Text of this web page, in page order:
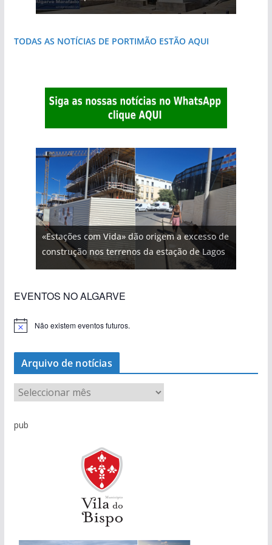
TODAS AS NOTÍCIAS DE PORTIMÃO ESTÃO AQUI
«Estações com Vida» dão origem a excesso de
construção nos terrenos da estação de Lagos
EVENTOS NO ALGARVE
Não existem eventos futuros.
Arquivo de notícias
q
pub